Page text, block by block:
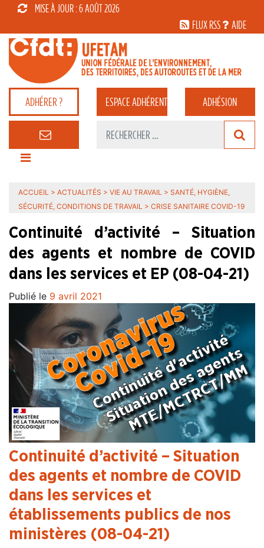
MISE À JOUR : 6 AOÛT 2026
FLUX RSS
AIDE
ADHÉRER ? ESPACEADHÉRENT ADHÉSION
ACCUEIL > ACTUALITÉS > VIE AU TRAVAIL > SANTÉ, HYGIÈNE,
SÉCURITÉ, CONDITIONS DE TRAVAIL > CRISE SANITAIRE COVID-19
Continuité d’activité – Situation
des agents et nombre de COVID
dans les services et EP (08-04-21)
Publié le 9 avril 2021
Continuité d’activité – Situation
des agents et nombre de COVID
dans les services et
établissements publics de nos
ministères (08-04-21)